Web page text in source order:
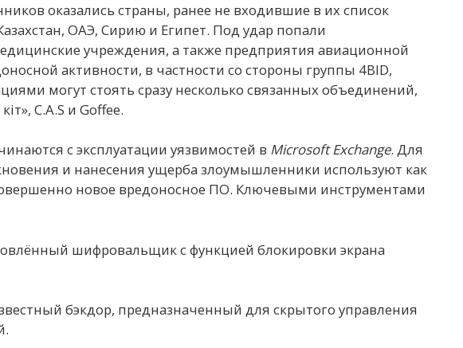
оказались страны, ранее не входившие в их список
ОАЭ, Сирию и Египет. Под удар попали
учреждения, а также предприятия авиационной
активности, в частности со стороны группы 4BID,
могут стоять сразу несколько связанных объединений,
C.A.S и Goffee.
с эксплуатации уязвимостей в Microsoft Exchange. Для
и нанесения ущерба злоумышленники используют как
новое вредоносное ПО. Ключевыми инструментами
шифровальщик с функцией блокировки экрана
бэкдор, предназначенный для скрытого управления